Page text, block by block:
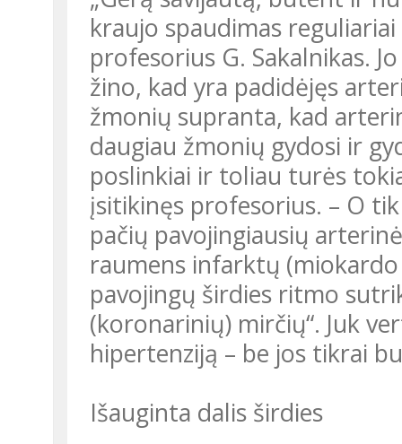
kraujo spaudimas
profesorius G. Sakalnikas.
žino, kad yra padidėjęs
žmonių supranta, kad
daugiau žmonių gydosi ir
poslinkiai ir toliau turės
įsitikinęs profesorius. – O
pačių pavojingiausių
raumens infarktų
pavojingų širdies ritmo
(koronarinių) mirčių“. Juk
hipertenziją – be jos tikrai
Išauginta dalis širdies